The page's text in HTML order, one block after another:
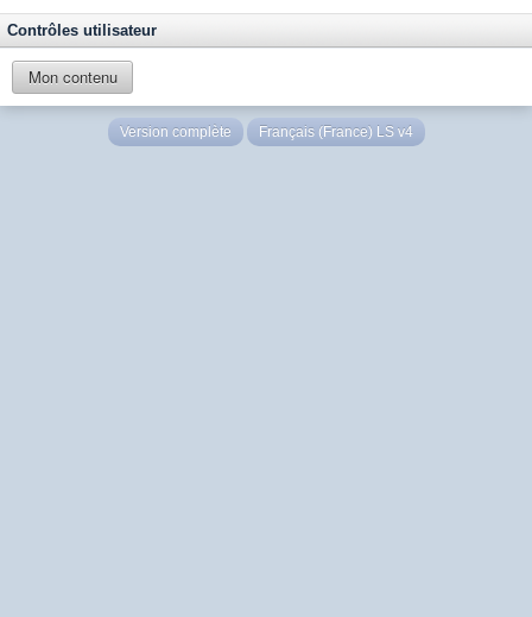
Contrôles utilisateur
Mon contenu
Version complète Français (France) LS v4